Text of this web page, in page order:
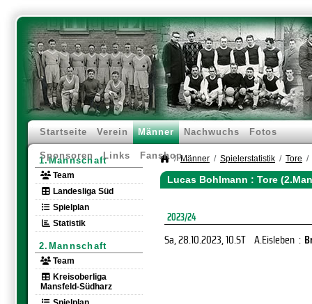
Startseite Verein Männer Nachwuchs Fotos
Sponsoren Links Fanshop
1.Mannschaft
Team
Landesliga Süd
Spielplan
Statistik
2.Mannschaft
Team
Kreisoberliga
Mansfeld-Südharz
Männer Spielerstatistik Tore
Lucas Bohlmann : Tore
2023/24
Sa, 28.10.2023, 10.ST A.Eisleben :